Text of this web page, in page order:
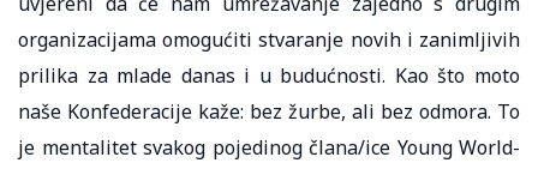
organizacijama omogućiti stvaranje novih i zanimljivih
prilika za mlade danas i u budućnosti. Kao što moto
naše Konfederacije kaže: bez žurbe, ali bez odmora. To
je mentalitet svakog pojedinog člana/ice Young World-